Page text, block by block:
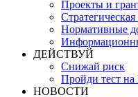
Проекты и
Нормативные
ДЕЙСТВУЙ
Снижай риск
Пройди тест
НОВОСТИ